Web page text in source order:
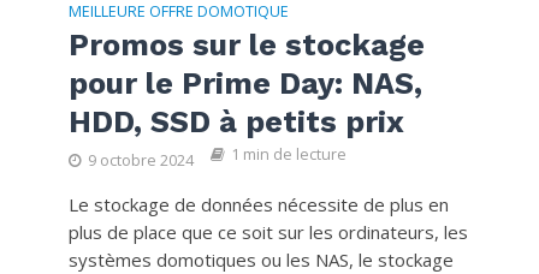
MEILLEURE OFFRE DOMOTIQUE
Promos sur le stockage
pour le Prime Day: NAS,
HDD, SSD à petits prix
9 octobre 2024 1 min de lecture
Le stockage de données nécessite de plus en
plus de place que ce soit sur les ordinateurs, les
systèmes domotiques ou les NAS, le stockage